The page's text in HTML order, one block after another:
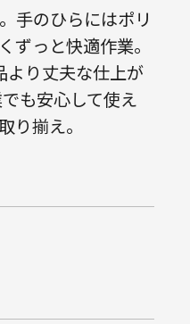
手のひらにはポリ
ずっと快適作業。
より丈夫な仕上が
も安心して使え
り揃え。